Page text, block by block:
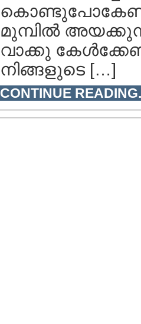
മുമ്പില്‍
വാക്കു
നിങ്ങളുടെ […]
CONTINUE